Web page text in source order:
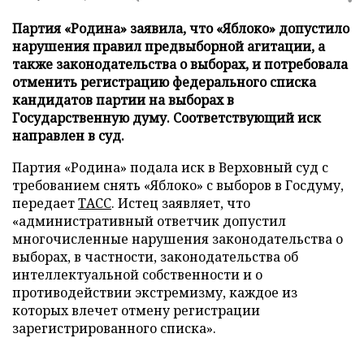
Партия «Родина» заявила, что «Яблоко» допустило
нарушения правил предвыборной агитации, а
также законодательства о выборах, и потребовала
отменить регистрацию федерального списка
кандидатов партии на выборах в
Государственную думу. Соответствующий иск
направлен в суд.
Партия «Родина» подала иск в Верховный суд с
требованием снять «Яблоко» с выборов в Госдуму,
передаетТАСС. Истец заявляет, что
«административный ответчик допустил
многочисленные нарушения законодательства о
выборах, в частности, законодательства об
интеллектуальной собственности и о
противодействии экстремизму, каждое из
которых влечет отмену регистрации
зарегистрированного списка».